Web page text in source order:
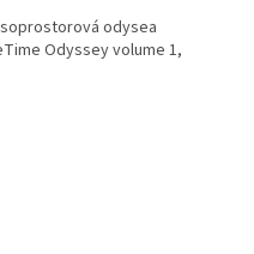
odysea
Odyssey volume 1,